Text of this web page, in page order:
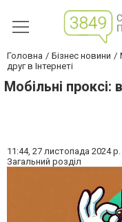
Головна Бізнес новини
друг в Інтернеті
Мобільні
11:44, 27 листопада 2024 р.
Загальний розділ